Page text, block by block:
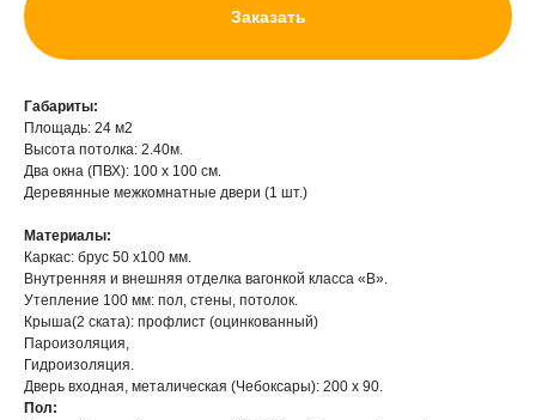
Заказать
Габариты:
Площадь: 24 м2
Высота потолка: 2.40м.
Два окна (ПВХ): 100 х 100 см.
Деревянные межкомнатные двери (1 шт.)
Материалы:
Каркас: брус 50 х100 мм.
Внутренняя и внешняя отделка вагонкой класса «В».
Утепление 100 мм: пол, стены, потолок.
Крыша(2 ската): профлист (оцинкованный)
Пароизоляция,
Гидроизоляция.
Дверь входная, металическая (Чебоксары): 200 х 90.
Пол: